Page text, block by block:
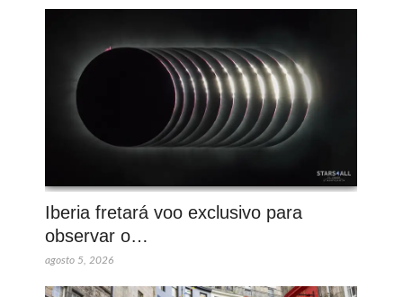
Iberia fretará voo exclusivo para
observar o…
agosto 5, 2026